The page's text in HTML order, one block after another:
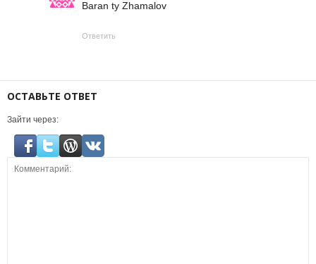
Baran ty Zhamalov
Ответить
ОСТАВЬТЕ ОТВЕТ
Зайти через: